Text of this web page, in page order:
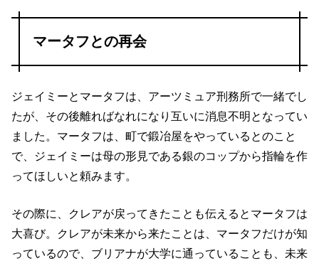
マータフとの再会
ジェイミーとマータフは、アーツミュア刑務所で一緒でし
たが、その後離ればなれになり互いに消息不明となってい
ました。マータフは、町で鍛冶屋をやっているとのこと
で、ジェイミーは母の形見である銀のコップから指輪を作
ってほしいと頼みます。
その際に、クレアが戻ってきたことも伝えるとマータフは
大喜び。クレアが未来から来たことは、マータフだけが知
っているので、ブリアナが大学に通っていることも、未来